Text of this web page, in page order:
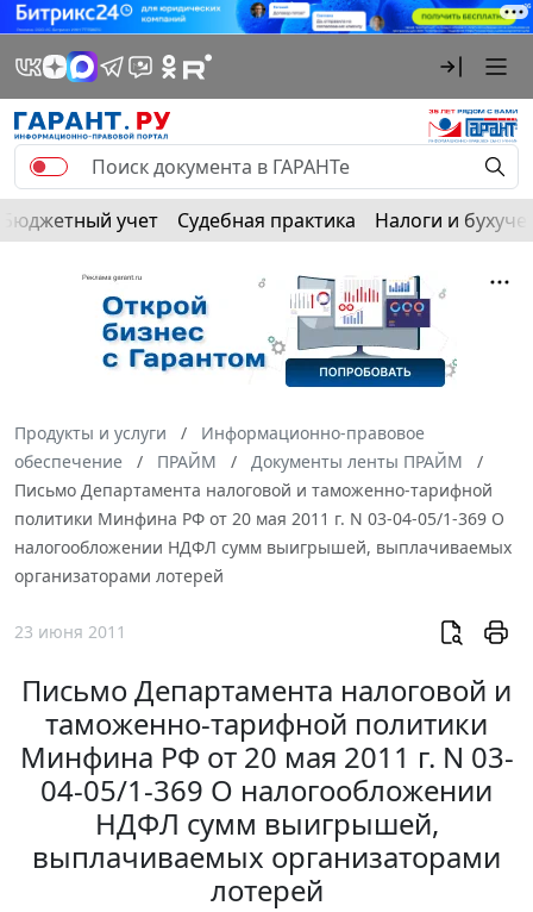
Бюджетный учет Судебная практика Налоги и
Продукты и услуги
Информационно-правовое
обеспечение
ПРАЙМ
Документы ленты ПРАЙМ
Письмо Департамента налоговой и таможенно-тарифной
политики Минфина РФ от 20 мая 2011 г. N 03-04-05/1-369 О
налогообложении НДФЛ сумм выигрышей, выплачиваемых
организаторами лотерей
23 июня 2011
Письмо Департамента налоговой и
таможенно-тарифной политики
Минфина РФ от 20 мая 2011 г. N 03-
04-05/1-369 О налогообложении
НДФЛ сумм выигрышей,
выплачиваемых организаторами
лотерей